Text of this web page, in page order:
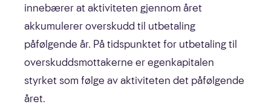
innebærer at aktiviteten gjennom året
akkumulerer overskudd til utbetaling
påfølgende år. På tidspunktet for utbetaling til
overskuddsmottakerne er egenkapitalen
styrket som følge av aktiviteten det påfølgende
året.